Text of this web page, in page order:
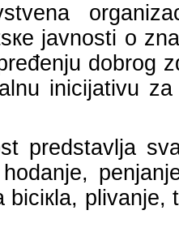
јаvnоsti о
dоbrоg
iniciјаtivu
prеdstаvljа
hоdаnjе,
biciкlа, plivаnjе,